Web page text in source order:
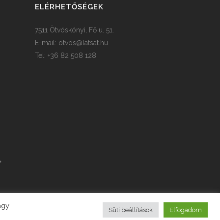
ELÉRHETŐSÉGEK
7511 Ötvöskónyi, Fő u. 51.
E-mail: otvos@latsat.hu
Tel: +36 82 508 128
Süti beállítások Elfogadom